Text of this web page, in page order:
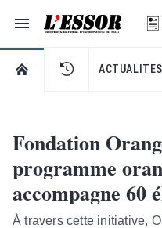
Navigation
L'Essor -
RETOUR À LA PAGEACTUALITES
Fondation
programme
accompagne 60
À travers cette initiative,